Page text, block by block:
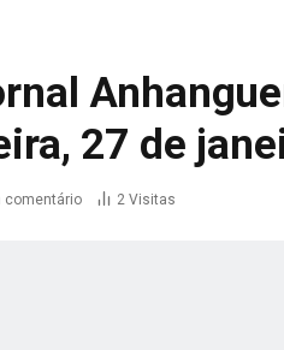
27 de
comentário 2 Visitas